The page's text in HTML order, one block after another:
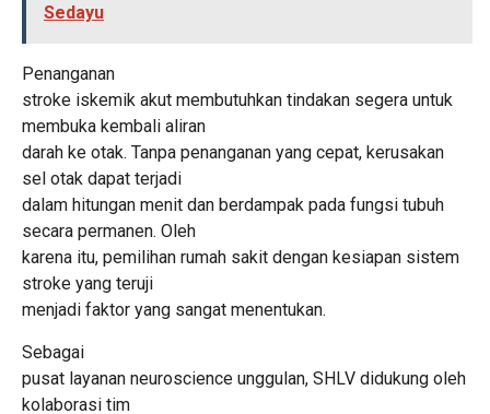
Sedayu
Penanganan
stroke iskemik akut membutuhkan tindakan segera untuk
membuka kembali aliran
darah ke otak. Tanpa penanganan yang cepat, kerusakan
sel otak dapat terjadi
dalam hitungan menit dan berdampak pada fungsi tubuh
secara permanen. Oleh
karena itu, pemilihan rumah sakit dengan kesiapan sistem
stroke yang teruji
menjadi faktor yang sangat menentukan.
Sebagai
pusat layanan neuroscience unggulan, SHLV didukung oleh
kolaborasi tim